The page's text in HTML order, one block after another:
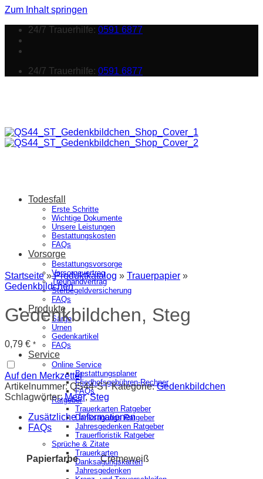
Zum Inhalt springen
24/7 Trauerhilfe: 0591 6877
24/7 Trauerhilfe: 0591 6877
Todesfall
Erste Schritte
Wichtige Dokumente
Unsere Leistungen
Bestattungskosten
FAQs
Vorsorge
Bestattungsvorsorge
Vorsorgevertrag
Treuhandvertrag
Sterbegeldversicherung
FAQs
Produkte
Särge
Urnen
Gedenkartikel
FAQs
Service
Online Service
Bestattungsplaner
Friedhofsgebühren-Rechner
FAQs
Ratgeber
Trauerkarten Ratgeber
Danksagungs Ratgeber
Jahresgedenken Ratgeber
Trauerfloristik Ratgeber
Sprüche & Zitate
Trauerkarten
Danksagungskarten
Jahresgedenken
Startseite » Produktkatalog » Trauerpapier »
Gedenkbildchen
Gedenkbildchen, Steg
0,79 € *
Auf den Merkzettel
Artikelnummer:QS44-ST Kategorie:Gedenkbildchen
Schlagwörter:Meer,Steg
Zusätzliche Informationen
FAQs
Papierfarbe Cremeweiß